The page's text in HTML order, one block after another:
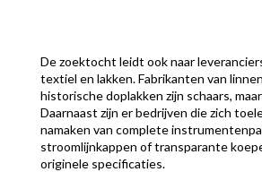
De zoektocht leidt ook naar
textiel en lakken. Fabrikanten van
historische doplakken zijn schaars,
Daarnaast zijn er bedrijven die zich
namaken van complete
stroomlijnkappen of transparante
originele specificaties.